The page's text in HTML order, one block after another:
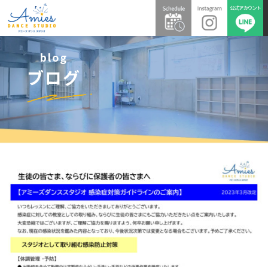
blog
ブログ